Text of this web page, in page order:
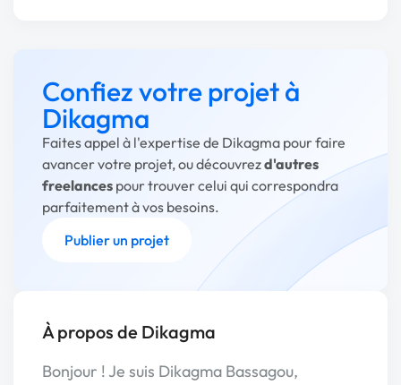
Confiez votre projet à
Dikagma
Faites appel à l'expertise de Dikagma pour faire
avancer votre projet, ou découvrezd'autres
freelances pour trouver celui qui correspondra
parfaitement à vos besoins.
Publier un projet
À propos de Dikagma
Bonjour ! Je suis Dikagma Bassagou,